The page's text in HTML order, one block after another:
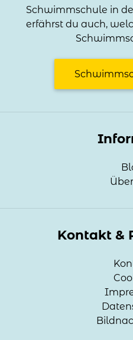
Schwimmschule in
erfährst du auch,
Kontakt &